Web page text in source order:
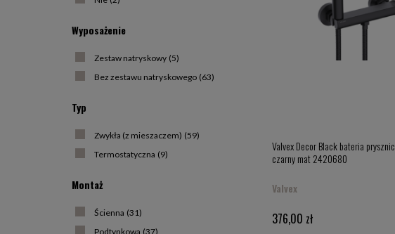
Wyposażenie
Zestaw natryskowy (5)
Bez zestawu natryskowego (63)
Typ
Zwykła (z mieszaczem) (59)
Termostatyczna (9)
Montaż
Ścienna (31)
Podtynkowa (37)
Valvex Decor Black bateria
czarny mat 2420680
Valvex
376,00 zł